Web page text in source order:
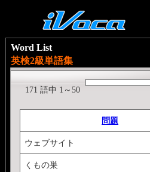
Word List
英検2級単語集
171 語中 1～50
問題
ウェブサイト
くもの巣